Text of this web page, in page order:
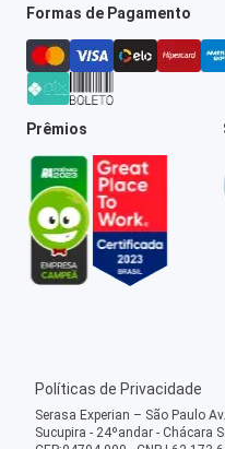
Formas de Pagamento
Prêmios
Políticas de Privacidade
Serasa Experian – São Paulo
Sucupira - 24ºandar - Chácara